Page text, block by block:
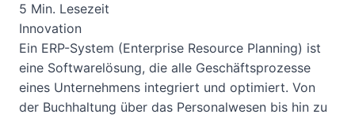
5 Min. Lesezeit
Innovation
Ein ERP-System (Enterprise Resource Planning) ist
eine Softwarelösung, die alle Geschäftsprozesse
eines Unternehmens integriert und optimiert. Von
der Buchhaltung über das Personalwesen bis hin zu